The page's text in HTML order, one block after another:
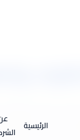
الرئيسية
. شركة تنظيف بالرياض
خلال شركة
حتي المواعيد